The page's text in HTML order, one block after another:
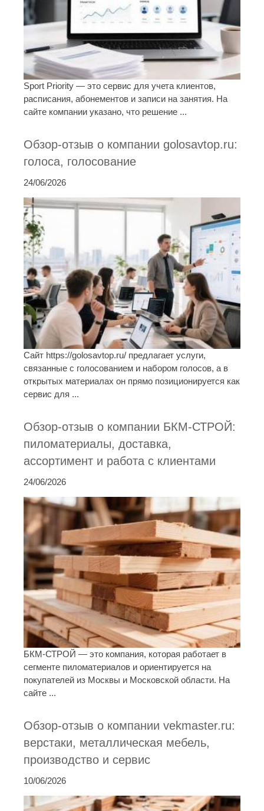
Sport Priority — это сервис для учета клиентов,
расписания, абонементов и записи на занятия. На
сайте компании указано, что решение ...
Обзор-отзыв о компании golosavtop.ru:
голоса, голосование
24/06/2026
Сайт https://golosavtop.ru/ предлагает услуги,
связанные с голосованием и набором голосов, а в
открытых материалах он прямо позиционируется как
сервис для ...
Обзор-отзыв о компании БКМ-СТРОЙ:
пиломатериалы, доставка,
ассортимент и работа с клиентами
24/06/2026
БКМ-СТРОЙ — это компания, которая работает в
сегменте пиломатериалов и ориентируется на
покупателей из Москвы и Московской области. На
сайте ...
Обзор-отзыв о компании vekmaster.ru:
верстаки, металлическая мебель,
производство и сервис
10/06/2026